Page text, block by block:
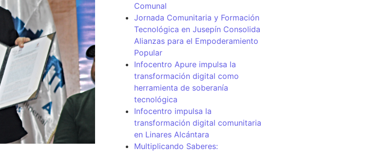
Comunal
Jornada Comunitaria y Formación
Tecnológica en Jusepín Consolida
Alianzas para el Empoderamiento
Popular
Infocentro Apure impulsa la
transformación digital como
herramienta de soberanía
tecnológica
Infocentro impulsa la
transformación digital comunitaria
en Linares Alcántara
Multiplicando Saberes: